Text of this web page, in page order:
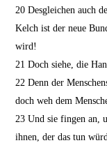
20Desgleichen auch
Kelch ist der neue
wird!
21Doch siehe, die
22Denn der
doch weh dem
23Und sie fingen an,
ihnen, der das tun